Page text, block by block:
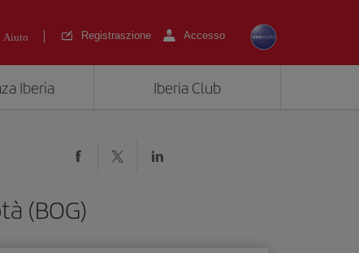
Aiuto Registraszione Accesso
Iberia Iberia Club
(BOG)